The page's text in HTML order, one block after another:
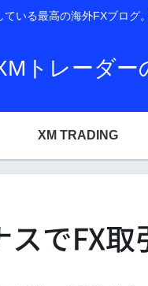
いる最高の海外FXブロ
トレーダー
XM TRADING